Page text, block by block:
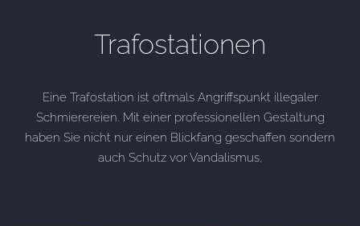
Trafostationen
Eine Trafostation ist oftmals Angriffspunkt illegaler
Schmierereien. Mit einer professionellen Gestaltung
haben Sie nicht nur einen Blickfang geschaffen sondern
auch Schutz vor Vandalismus,